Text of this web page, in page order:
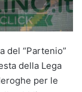
del “Partenio”
della Lega
per le